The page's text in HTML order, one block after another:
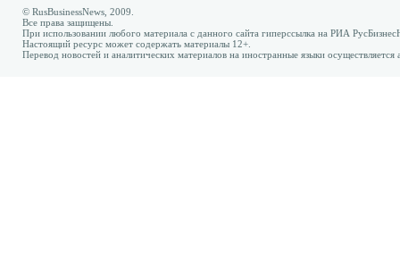
© RusBusinessNews, 2009.
Все права защищены.
При использовании любого материала с данного сайта гиперссылка на РИА
Настоящий ресурс может содержать материалы 12+.
Перевод новостей и аналитических материалов на иностранные языки осуществляется